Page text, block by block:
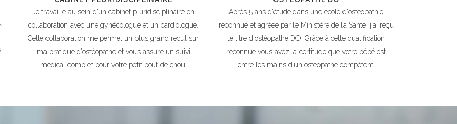
Je travaille au sein d'un cabinet pluridisciplinaire en
collaboration avec une gynécologue et un cardiologue.
Cette collaboration me permet un plus grand recul sur
ma pratique d'ostéopathe et vous assure un suivi
médical complet pour votre petit bout de chou.
Après 5 ans d'étude dans une école d'ostéopathie
reconnue et agréée par le Ministère de la Santé, j'ai reçu
le titre d'ostéopathe DO. Grâce à cette qualification
reconnue vous avez la certitude que votre bébé est
entre les mains d'un ostéopathe compétent.